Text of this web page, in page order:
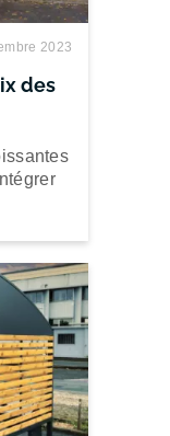
2023
des